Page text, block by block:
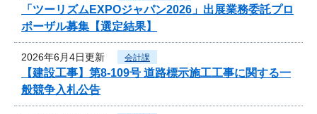
「ツーリズムEXPOジャパン2026」出展業務委託プロ
ポーザル募集【選定結果】
2026年6月4日更新 会計課
【建設工事】第8-109号 道路標示施工工事に関する一
般競争入札公告